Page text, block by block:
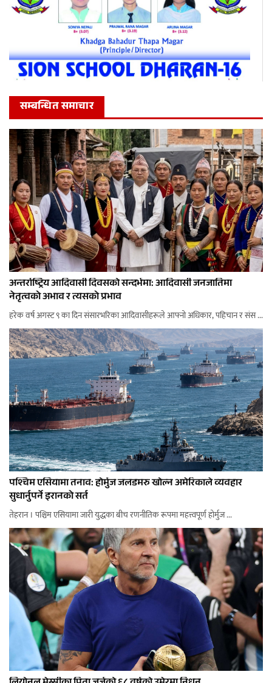
सम्बन्धित समाचार
अन्तर्राष्ट्रिय आदिवासी दिवसको सन्दर्भमा: आदिवासी जनजातिमा
नेतृत्वको अभाव र त्यसको प्रभाव
हरेक वर्ष अगस्ट ९ का दिन संसारभरिका आदिवासीहरूले आफ्नो अधिकार, पहिचान र संस ...
पश्चिम एसियामा तनाव: होर्मुज जलडमरु खोल्न अमेरिकाले व्यवहार
सुधार्नुपर्ने इरानको सर्त
तेहरान । पश्चिम एसियामा जारी युद्धका बीच रणनीतिक रूपमा महत्त्वपूर्ण होर्मुज ...